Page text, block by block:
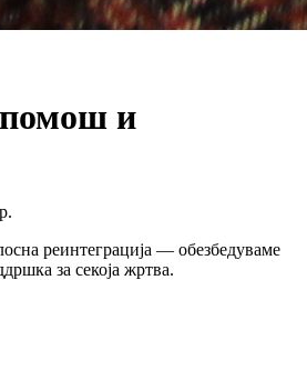
и
реинтеграција — обезбедуваме
за секоја жртва.